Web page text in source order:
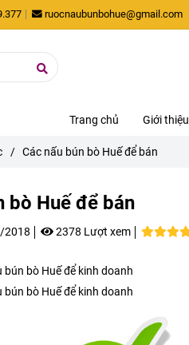
ruocnaubunbohue@gmail.com
Trang chủ Giới thiệu
/ Các nấu bún bò Huế để bán
bò Huế để bán
2018 2378 Lượt xem
bò Huế để kinh doanh
bò Huế để kinh doanh